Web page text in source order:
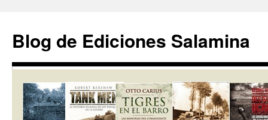
contenido
Blog de Ediciones Salamina